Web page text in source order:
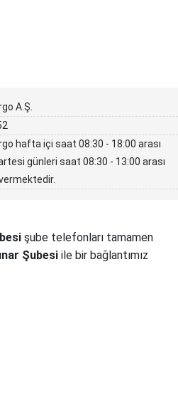
A.Ş.
hafta içi saat 08:30 - 18:00 arası
günleri saat 08:30 - 13:00 arası
şube telefonları tamamen
Şubesi ile bir bağlantımız